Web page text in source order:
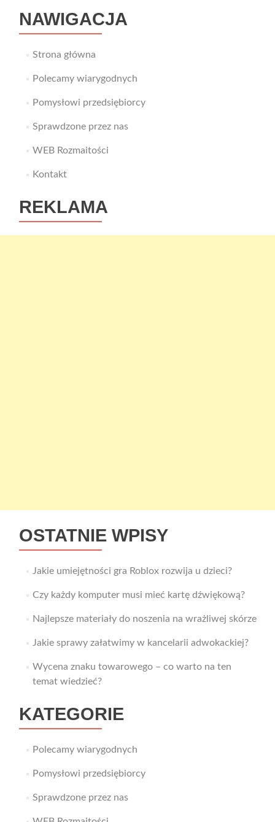
NAWIGACJA
Strona główna
Polecamy wiarygodnych
Pomysłowi przedsiębiorcy
Sprawdzone przez nas
WEB Rozmaitości
Kontakt
REKLAMA
OSTATNIE WPISY
Jakie umiejętności gra Roblox rozwija u dzieci?
Czy każdy komputer musi mieć kartę dźwiękową?
Najlepsze materiały do noszenia na wrażliwej skórze
Jakie sprawy załatwimy w kancelarii adwokackiej?
Wycena znaku towarowego – co warto na ten
temat wiedzieć?
KATEGORIE
Polecamy wiarygodnych
Pomysłowi przedsiębiorcy
Sprawdzone przez nas